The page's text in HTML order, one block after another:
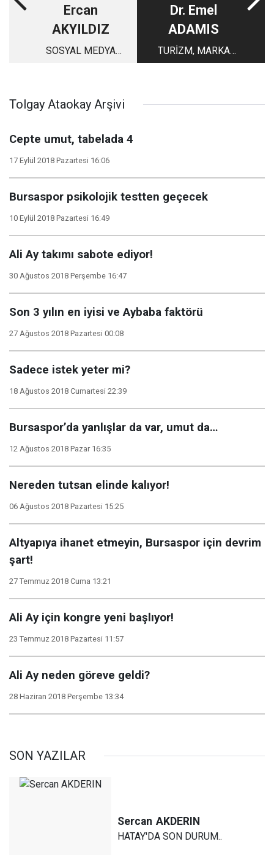
Ercan
AKYILDIZ
SOSYAL MEDYA
Dr. Emel
ADAMIS
TURİZM, MARKA
ŞEHİR ve BURSA
Tolgay Ataokay Arşivi
Cepte umut, tabelada 4
17 Eylül 2018 Pazartesi 16:06
Bursaspor psikolojik testten geçecek
10 Eylül 2018 Pazartesi 16:49
Ali Ay takımı sabote ediyor!
30 Ağustos 2018 Perşembe 16:47
Son 3 yılın en iyisi ve Aybaba faktörü
27 Ağustos 2018 Pazartesi 00:08
Sadece istek yeter mi?
18 Ağustos 2018 Cumartesi 22:39
Bursaspor’da yanlışlar da var, umut da…
12 Ağustos 2018 Pazar 16:35
Nereden tutsan elinde kalıyor!
06 Ağustos 2018 Pazartesi 15:25
Altyapıya ihanet etmeyin, Bursaspor için devrim
şart!
27 Temmuz 2018 Cuma 13:21
Ali Ay için kongre yeni başlıyor!
23 Temmuz 2018 Pazartesi 11:57
Ali Ay neden göreve geldi?
28 Haziran 2018 Perşembe 13:34
SON YAZILAR
Sercan AKDERIN
HATAY'DA SON DURUM..